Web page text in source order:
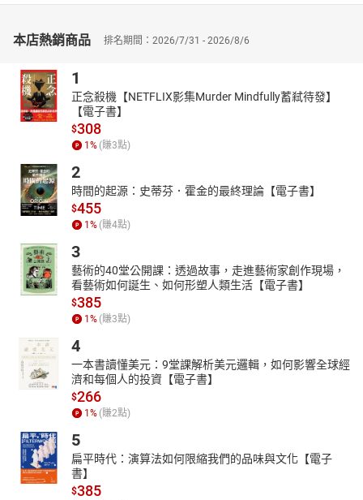
本店熱銷商品 排名期間：2026/7/31 - 2026/8/6
1
正念殺機【NETFLIX影集Murder Mindfully蓄弒待發】
【電子書】
$308
1% (賺3點)
2
時間的起源：史蒂芬．霍金的最終理論【電子書】
$455
1% (賺4點)
3
藝術的40堂公開課：透過故事，走進藝術家創作現場，
看藝術如何誕生、如何形塑人類生活【電子書】
$385
1% (賺3點)
4
一本書讀懂美元：9堂課解析美元邏輯，如何影響全球經
濟和每個人的投資【電子書】
$266
1% (賺2點)
5
扁平時代：演算法如何限縮我們的品味與文化【電子
書】
$385